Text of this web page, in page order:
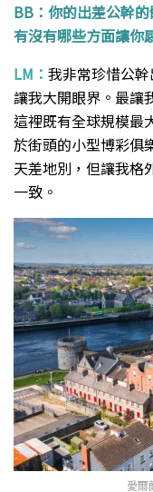
BB：你的出差公幹
有沒有哪些方面讓你
LM： 我非常珍惜公
讓我大開眼界。最讓
這裡既有全球規模最
於街頭的小型博彩俱
天差地別，但讓我格
一致。
愛爾